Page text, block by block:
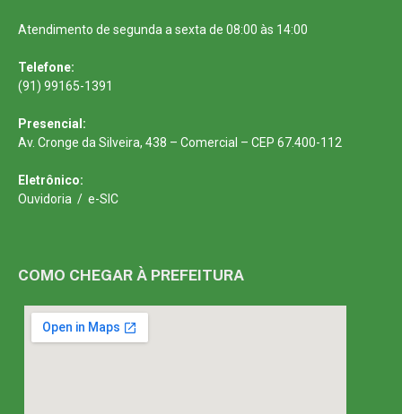
Atendimento de segunda a sexta de 08:00 às 14:00
Telefone:
(91) 99165-1391
Presencial:
Av. Cronge da Silveira, 438 – Comercial – CEP 67.400-112
Eletrônico:
Ouvidoria / e-SIC
COMO CHEGAR À PREFEITURA